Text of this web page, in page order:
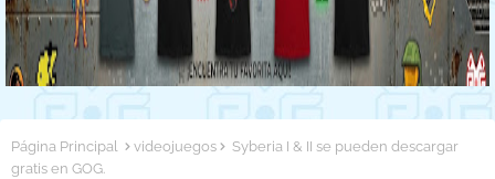
Página Principal videojuegos
Syberia I & II se pueden descargar
gratis en GOG.